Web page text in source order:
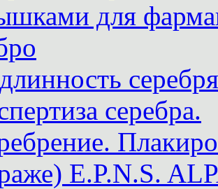
для
серебра.
E.P.N.S.